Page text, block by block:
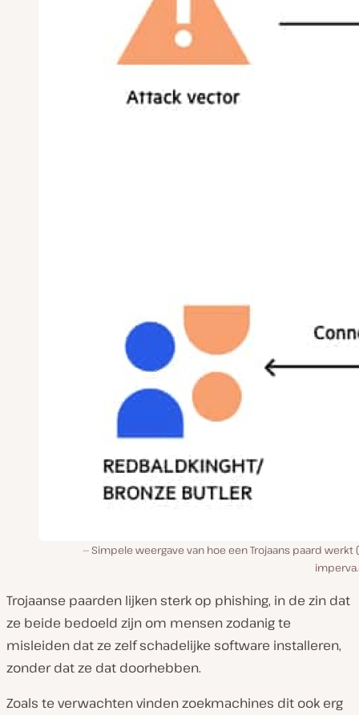
Simpele weergave van hoe een Trojaans paard werkt
Trojaanse paarden lijken sterk op phishing, in de zin dat
ze beide bedoeld zijn om mensen zodanig te
misleiden dat ze zelf schadelijke software installeren,
zonder dat ze dat doorhebben.
Zoals te verwachten vinden zoekmachines dit ook erg